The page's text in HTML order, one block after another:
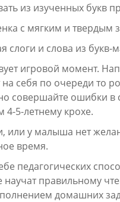
из изученных букв
с мягким и твердым
слоги и слова из букв-
игровой момент.
себя по очереди то
совершайте ошибки в
4-5-летнему крохе.
или у малыша нет
время.
педагогических
правильному
домашних